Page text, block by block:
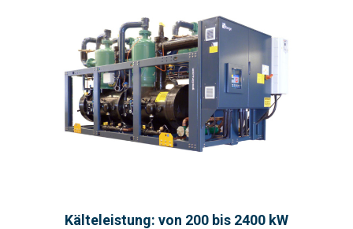
Kälteleistung: von 200 bis 2400 kW